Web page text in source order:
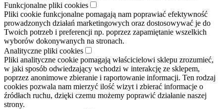
Funkcjonalne pliki cookies
Pliki cookie funkcjonalne pomagają nam poprawiać efektywność
prowadzonych działań marketingowych oraz dostosowywać je do
Twoich potrzeb i preferencji np. poprzez zapamiętanie wszelkich
wyborów dokonywanych na stronach.
Analityczne pliki cookies
Pliki analityczne cookie pomagają właścicielowi sklepu zrozumieć,
w jaki sposób odwiedzający wchodzi w interakcję ze sklepem,
poprzez anonimowe zbieranie i raportowanie informacji. Ten rodzaj
cookies pozwala nam mierzyć ilość wizyt i zbierać informacje o
źródłach ruchu, dzięki czemu możemy poprawić działanie naszej
strony.